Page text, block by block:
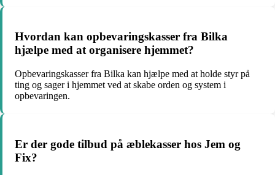
Hvordan kan opbevaringskasser fra Bilka
hjælpe med at organisere hjemmet?
Opbevaringskasser fra Bilka kan hjælpe med at holde styr på
ting og sager i hjemmet ved at skabe orden og system i
opbevaringen.
Er der gode tilbud på æblekasser hos Jem og
Fix?